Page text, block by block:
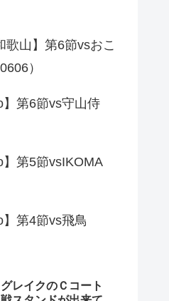
歌山】第6節vsおこ
）
】第6節vs守山侍
】第5節vsIKOMA
】第4節vs飛鳥
レイクのＣコート